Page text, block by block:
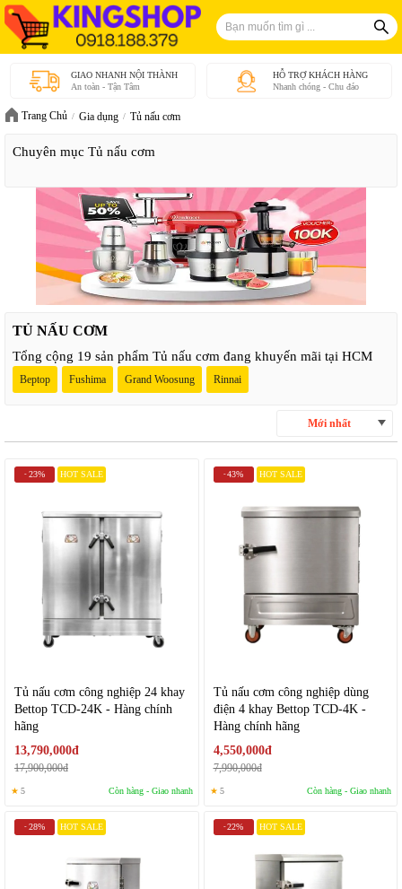
GIAO NHANH NỘI THÀNH
An toàn - Tận Tâm
HỖ TRỢ KHÁCH HÀNG
Nhanh chóng - Chu đáo
Trang Chủ Gia dụng Tủ nấu cơm
Chuyên mục Tủ nấu cơm
TỦ NẤU CƠM
Tổng cộng 19 sản phẩm Tủ nấu cơm đang khuyến mãi tại HCM
Beptop Fushima Grand Woosung Rinnai
Mới nhất
- 23% HOT SALE
Tủ nấu cơm công nghiệp 24 khay
Bettop TCD-24K - Hàng chính
hãng
13,790,000đ
17,900,000đ
★ 5 Còn hàng - Giao nhanh
-43% HOT SALE
Tủ nấu cơm công nghiệp dùng
điện 4 khay Bettop TCD-4K -
Hàng chính hãng
4,550,000đ
7,990,000đ
★ 5 Còn hàng - Giao nhanh
- 28% HOT SALE -22% HOT SALE